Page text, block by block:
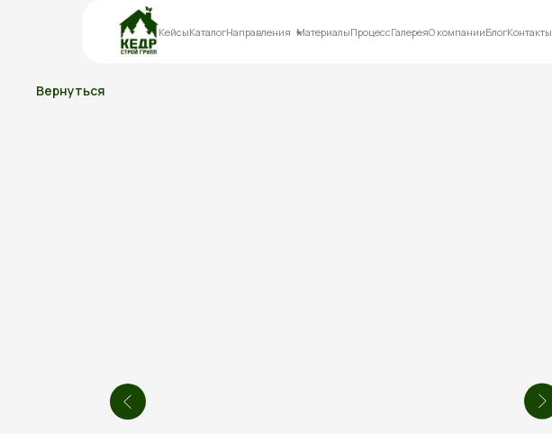
КейсыКаталогНаправления МатериалыПроцессГалереяО компанииБлогКонтакты
Вернуться